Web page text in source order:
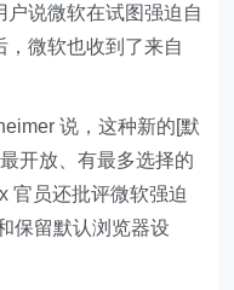
说微软在试图强迫自
，微软也收到了来自
说，这种新的[默
开放、有最多选择的
官员还批评微软强迫
保留默认浏览器设